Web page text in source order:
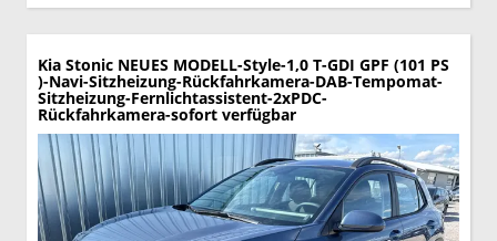
Kia Stonic NEUES MODELL-Style-1,0 T-GDI GPF (101 PS
)-Navi-Sitzheizung-Rückfahrkamera-DAB-Tempomat-
Sitzheizung-Fernlichtassistent-2xPDC-
Rückfahrkamera-sofort verfügbar